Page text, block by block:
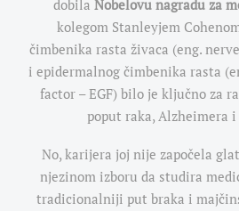
dobila Nobelovu nagradu za
kolegom Stanleyjem
čimbenika rasta živaca (eng.
i epidermalnog čimbenika rasta
factor – EGF) bilo je ključno za
poput raka, Alzheimera
No, karijera joj nije započela
njezinom izboru da studira
tradicionalniji put braka i